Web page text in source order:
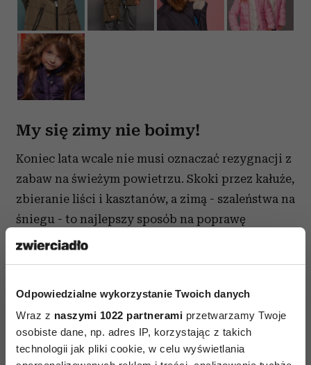
Odpowiedzialne wykorzystanie Twoich danych
Wraz z naszymi 1022 partnerami przetwarzamy Twoje
osobiste dane, np. adres IP, korzystając z takich
technologii jak pliki cookie, w celu wyświetlania
My się zimy nie boimy!
Koniec lata wcale nie musi oznaczać rezygnacji z
zabaw na świeżym powietrzu. Skoki przez kałuże,
zbieranie liści i kasztanów, a zimą - szaleństwa na
śniegu - to najlepszy sposób na poprawę
humoru. Do takich “zadań specjalnych”,
doskonale o tym wie, dlatego tworząc najnowszą
kolekcję, zadbała o to, by zapewnić najmłodszym
ochronę przed chłodem, komfort i pełną
swobodę.